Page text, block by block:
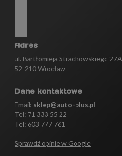
Adres
ul. Bartłomieja Strachowskiego 27A
52-210 Wrocław
Dane kontaktowe
Email: sklep@auto-plus.pl
Tel: 71 333 55 22
Tel: 603 777 761
Sprawdź opinie w Google